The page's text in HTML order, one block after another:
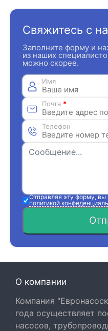
Свяжитесь с
Заполните форму и
из наших
можно скорее.
Имя
Почта *
Телефон
Отправляя эту форму, вы
политикой
О компании
Компания
года осуществляет
насосов,